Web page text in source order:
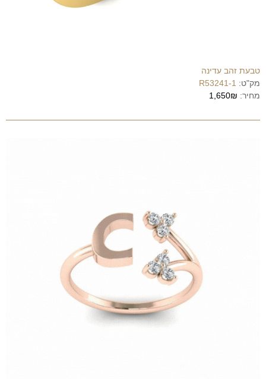
טבעת זהב עדינה
מק"ט: R53241-1
מחיר: 1,650₪